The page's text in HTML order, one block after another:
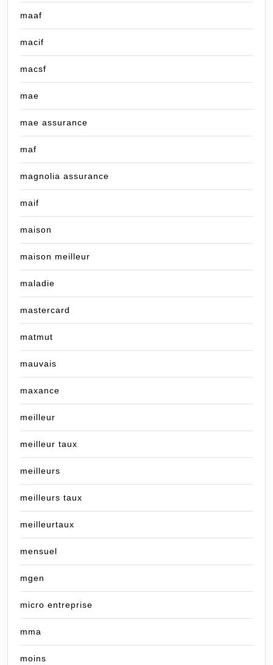
maaf
macif
macsf
mae
mae assurance
maf
magnolia assurance
maif
maison
maison meilleur
maladie
mastercard
matmut
mauvais
maxance
meilleur
meilleur taux
meilleurs
meilleurs taux
meilleurtaux
mensuel
mgen
micro entreprise
mma
moins